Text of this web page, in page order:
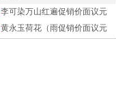
李可染万山红遍促销价面议元
黄永玉荷花（雨促销价面议元